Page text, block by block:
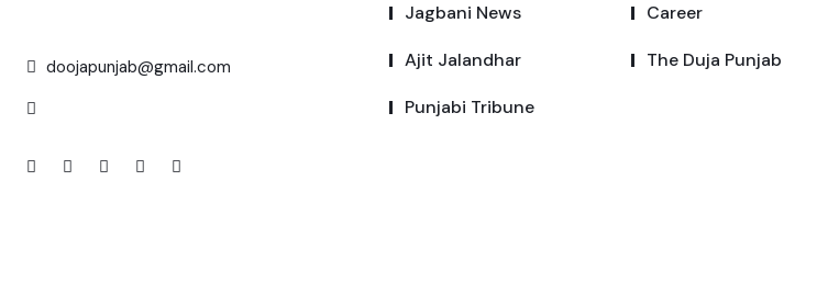
doojapunjab@gmail.com
Jagbani News
Ajit Jalandhar
Punjabi Tribune
Career
The Duja Punjab